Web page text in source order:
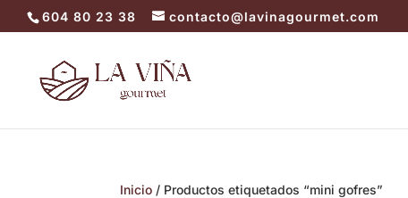
604 80 23 38 contacto@lavinagourmet.com
Inicio / Productos etiquetados “mini gofres”